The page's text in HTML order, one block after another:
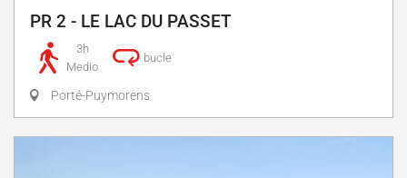
PR 2 - LE LAC DU PASSET
3h
Medio
bucle
Porté-Puymorens